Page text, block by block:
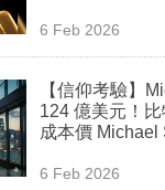
6 Feb 2026
【信仰考驗】
124 億美元！
成本價 Michael
6 Feb 2026